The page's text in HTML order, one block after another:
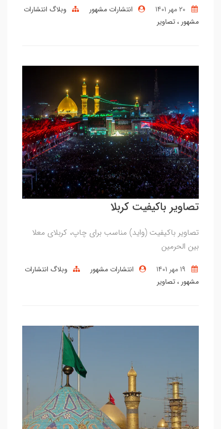
انتشارات مشهور
وبلاگ انتشارات
مشهور تصاویر
تصاویر باکیفیت کربلا
تصاویر باکیفیت (واید) مناسب برای چاپ، کربلای معلا
بین الحرمین
انتشارات مشهور
وبلاگ انتشارات
مشهور تصاویر